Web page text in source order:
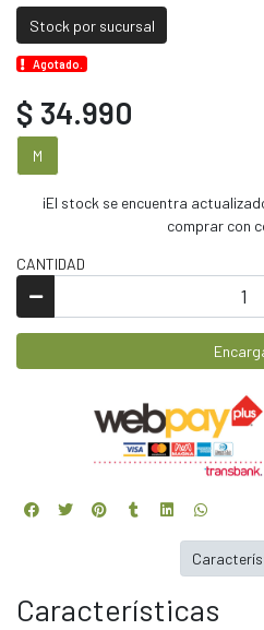
Stock por sucursal
Agotado.
$ 34.990
M
¡El stock se encuentra
comprar con
CANTIDAD
Características